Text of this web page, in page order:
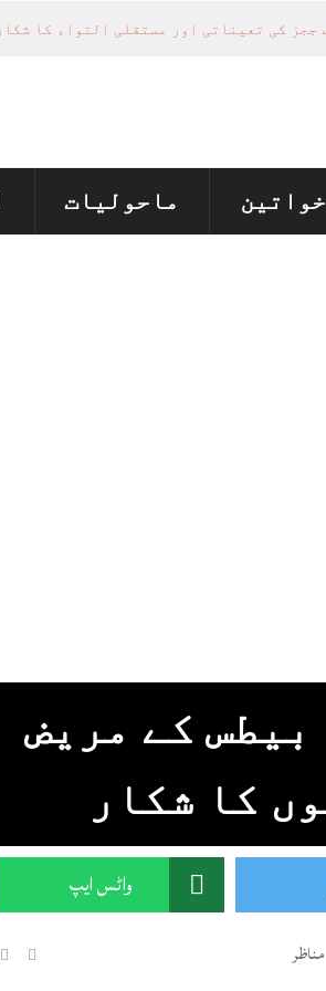
خواتین ماحولیات
بیطس کے مریض
کا شکار
واٹس ایپ